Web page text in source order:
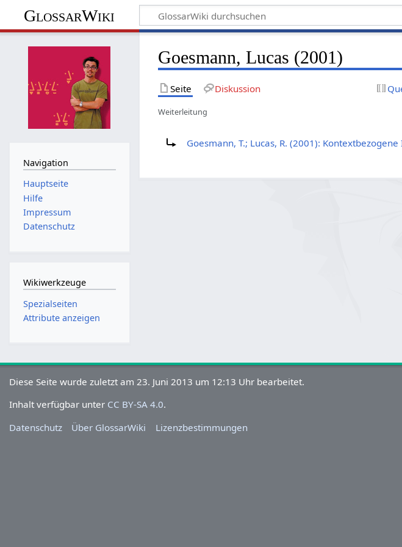
GlossarWiki
Goesmann, Lucas (2001)
Seite Diskussion
Weiterleitung
Goesmann, T.; Lucas, R. (2001):
Navigation
Hauptseite
Hilfe
Impressum
Datenschutz
Wikiwerkzeuge
Spezialseiten
Attribute anzeigen
Diese Seite wurde zuletzt am 23. Juni 2013 um 12:13 Uhr bearbeitet.
Inhalt verfügbar unter CC BY-SA 4.0.
Datenschutz
Über GlossarWiki Lizenzbestimmungen